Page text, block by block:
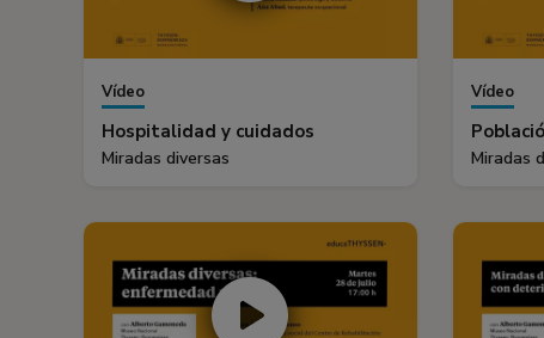
Vídeo
Hospitalidad y cuidados
Miradas diversas
Vídeo
Miradas